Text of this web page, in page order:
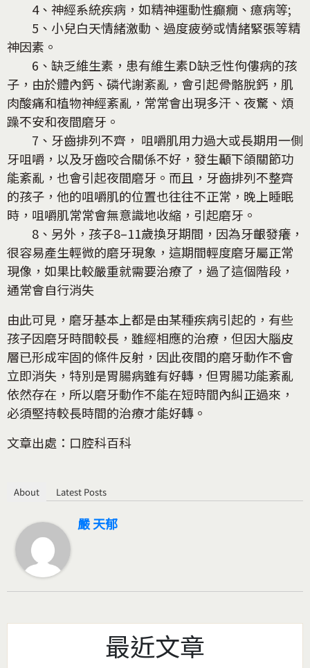
4、神經系統疾病，如精神運動性癲癇、癔病等;
5、小兒白天情緒激動、過度疲勞或情緒緊張等精
神因素。
6、缺乏維生素，患有維生素D缺乏性佝僂病的孩
子，由於體內鈣、磷代謝紊亂，會引起骨骼脫鈣，肌
肉酸痛和植物神經紊亂，常常會出現多汗、夜驚、煩
躁不安和夜間磨牙。
7、牙齒排列不齊， 咀嚼肌用力過大或長期用一側
牙咀嚼，以及牙齒咬合關係不好，發生顳下頜關節功
能紊亂，也會引起夜間磨牙。而且，牙齒排列不整齊
的孩子，他的咀嚼肌的位置也往往不正常，晚上睡眠
時，咀嚼肌常常會無意識地收縮，引起磨牙。
8、另外，孩子8–11歲換牙期間，因為牙齦發癢，
很容易產生輕微的磨牙現象，這期間輕度磨牙屬正常
現像，如果比較嚴重就需要治療了，過了這個階段，
通常會自行消失
由此可見，磨牙基本上都是由某種疾病引起的，有些
孩子因磨牙時間較長，雖經相應的治療，但因大腦皮
層已形成牢固的條件反射，因此夜間的磨牙動作不會
立即消失，特別是胃腸病雖有好轉，但胃腸功能紊亂
依然存在，所以磨牙動作不能在短時間內糾正過來，
必須堅持較長時間的治療才能好轉。
文章出處：口腔科百科
About Latest Posts
嚴 天郁
最近文章